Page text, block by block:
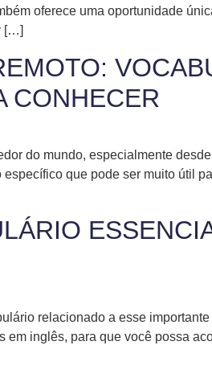
oferece uma oportunidade
[…]
CONHECER
do mundo, especialmente
que pode ser muito útil
relacionado a esse
inglês, para que você possa